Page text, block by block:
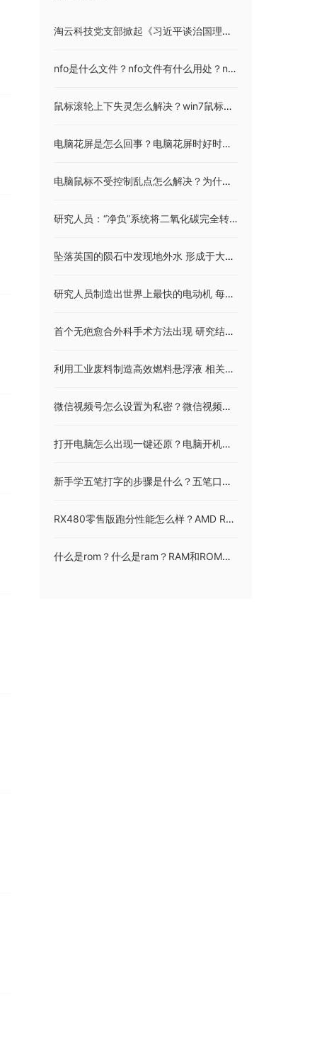
淘云科技党支部掀起《习近平谈治国理政》第四卷学习热潮
nfo是什么文件？nfo文件有什么用处？nfo格式的文件可以删掉吗？
鼠标滚轮上下失灵怎么解决？win7鼠标没有滚轮设置怎么办？
电脑花屏是怎么回事？电脑花屏时好时坏怎么回事？
电脑鼠标不受控制乱点怎么解决？为什么鼠标在界面图标上划过就会自动选中？
研究人员：“净负”系统将二氧化碳完全转化为乙烯
坠落英国的陨石中发现地外水 形成于大约46亿年前
研究人员制造出世界上最快的电动机 每分钟十万转有望解决电动汽车续航难题
首个无疤愈合外科手术方法出现 研究结果发布在《生物工程》杂志上
利用工业废料制造高效燃料悬浮液 相关研究结果发表在《燃料》杂志上
微信视频号怎么设置为私密？微信视频号如何注销关闭？
打开电脑怎么出现一键还原？电脑开机一键ghost重装系统步骤是什么？
新手学五笔打字的步骤是什么？五笔口诀顺口溜是什么？
RX480零售版跑分性能怎么样？AMD RX 480深度评测+拆解
什么是rom？什么是ram？RAM和ROM有什么区别？